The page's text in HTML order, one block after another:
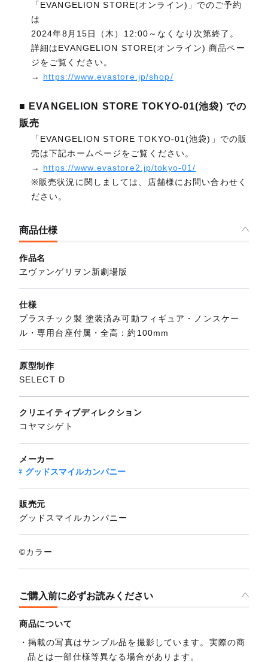
「EVANGELION STORE(オンライン)」でのご予約
は
2024年8月15日（木）12:00～なくなり次第終了。
詳細はEVANGELION STORE(オンライン) 商品ペー
ジをご覧ください。
→ https://www.evastore.jp/shop/
■ EVANGELION STORE TOKYO-01(池袋) での
販売
「EVANGELION STORE TOKYO-01(池袋)」での販
売は下記ホームページをご覧ください。
→ https://www.evastore2.jp/tokyo-01/
※販売状況に関しましては、店舗様にお問い合わせく
ださい。
商品仕様
作品名
ヱヴァンゲリヲン新劇場版
仕様
プラスチック製 塗装済み可動フィギュア・ノンスケー
ル・専用台座付属・全高：約100mm
原型制作
SELECT D
クリエイティブディレクション
コヤマシゲト
メーカー
グッドスマイルカンパニー
販売元
グッドスマイルカンパニー
©カラー
ご購入前に必ずお読みください
商品について
掲載の写真はサンプル品を撮影しています。実際の商
品とは一部仕様等異なる場合があります。